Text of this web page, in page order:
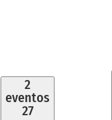
2
eventos
27